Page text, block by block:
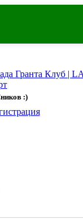
Гранта Клуб |
:)